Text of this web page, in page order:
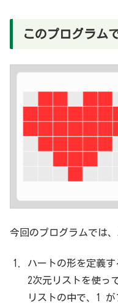
このプログラム
今回のプログラムでは、
ハートの形を定義す
2次元リストを使っ
リストの中で、1